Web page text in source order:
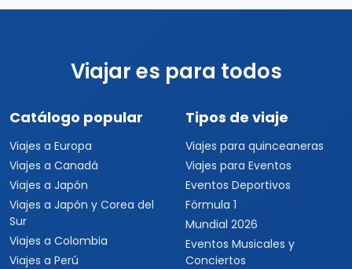
Viajar es para todos
Catálogo popular
Viajes a Europa
Viajes a Canadá
Viajes a Japón
Viajes a Japón y Corea del
Sur
Viajes a Colombia
Viajes a Perú
Tipos de viaje
Viajes para quinceaneras
Viajes para Eventos
Eventos Deportivos
Fórmula 1
Mundial 2026
Eventos Musicales y
Conciertos